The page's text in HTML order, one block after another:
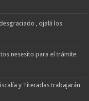
, ojalá los
nesesito para el trámite
y Titeradas trabajarán